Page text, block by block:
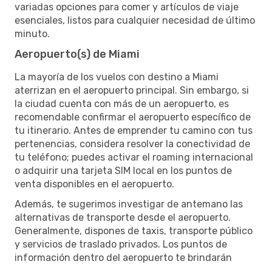
variadas opciones para comer y artículos de viaje
esenciales, listos para cualquier necesidad de último
minuto.
Aeropuerto(s) de Miami
La mayoría de los vuelos con destino a Miami
aterrizan en el aeropuerto principal. Sin embargo, si
la ciudad cuenta con más de un aeropuerto, es
recomendable confirmar el aeropuerto específico de
tu itinerario. Antes de emprender tu camino con tus
pertenencias, considera resolver la conectividad de
tu teléfono; puedes activar el roaming internacional
o adquirir una tarjeta SIM local en los puntos de
venta disponibles en el aeropuerto.
Además, te sugerimos investigar de antemano las
alternativas de transporte desde el aeropuerto.
Generalmente, dispones de taxis, transporte público
y servicios de traslado privados. Los puntos de
información dentro del aeropuerto te brindarán